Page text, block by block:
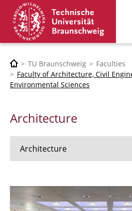
TU Braunschweig
Faculties
Faculty of Architecture, Civil
Environmental Sciences
Architecture
Architecture
Admission procedure 2024